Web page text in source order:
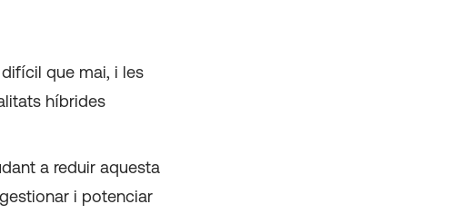
que mai, i les
híbrides
a reduir aquesta
i potenciar